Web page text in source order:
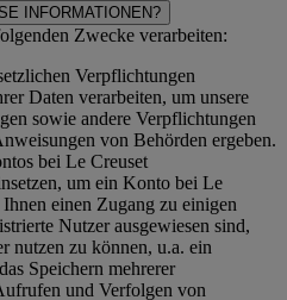
INFORMATIONEN?
Zwecke verarbeiten:
Verpflichtungen
Daten verarbeiten, um unsere
sowie andere Verpflichtungen
von Behörden ergeben.
bei Le Creuset
um ein Konto bei Le
einen Zugang zu einigen
Nutzer ausgewiesen sind,
nutzen zu können, u.a. ein
Speichern mehrerer
und Verfolgen von